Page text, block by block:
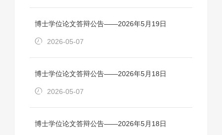
博士学位论文答辩公告——2026年5月19日
2026-05-07
博士学位论文答辩公告——2026年5月18日
2026-05-07
博士学位论文答辩公告——2026年5月18日